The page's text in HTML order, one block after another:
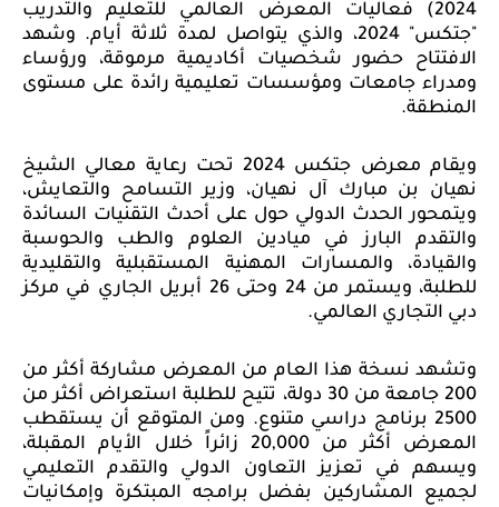
2024) فعاليات المعرض العالمي للتعليم والتدريب
"جتكس" 2024، والذي يتواصل لمدة ثلاثة أيام. وشهد
الافتتاح حضور شخصيات أكاديمية مرموقة، ورؤساء
ومدراء جامعات ومؤسسات تعليمية رائدة على مستوى
المنطقة.
ويقام معرض جتكس 2024 تحت رعاية معالي الشيخ
نهيان بن مبارك آل نهيان، وزير التسامح والتعايش،
ويتمحور الحدث الدولي حول على أحدث التقنيات السائدة
والتقدمالبارزفي ميادين العلوم والطب والحوسبة
والقيادة، والمسارات المهنية المستقبلية والتقليدية
للطلبة، ويستمر من 24 وحتى 26 أبريل الجاري في مركز
دبي التجاري العالمي.
وتشهد نسخة هذا العام من المعرض مشاركة أكثر من
200 جامعة من
30 دولة، تتيح للطلبة استعراض أكثر من
2500 برنامج دراسي متنوع. ومن المتوقع أن يستقطب
المعرض أكثر من 20,000
زائراً خلال الأيام المقبلة،
ويسهم في تعزيز التعاون الدولي والتقدم التعليمي
لجميع المشاركين بفضل برامجه المبتكرة وإمكانيات